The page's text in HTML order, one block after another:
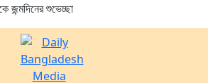
জন্মদিনের শুভেচ্ছা